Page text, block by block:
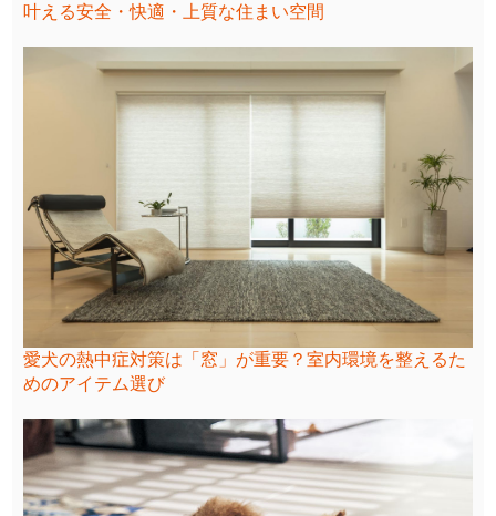
叶える安全・快適・上質な住まい空間
愛犬の熱中症対策は「窓」が重要？室内環境を整えるた
めのアイテム選び